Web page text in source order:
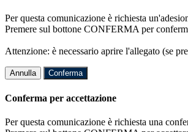
Per questa comunicazione è richiesta
Premere sul bottone CONFERMA per
Attenzione: è necessario aprire l'allegato (se
Annulla Conferma
Conferma per accettazione
Per questa comunicazione è richiesta una